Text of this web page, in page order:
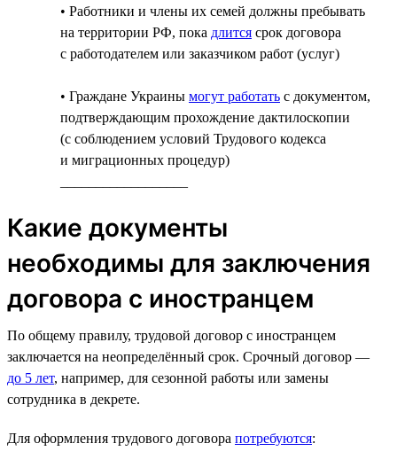
• Работники и члены их семей должны пребывать
на территории РФ, пока длится срок договора
с работодателем или заказчиком работ (услуг)
• Граждане Украины могут работать с документом,
подтверждающим прохождение дактилоскопии
(с соблюдением условий Трудового кодекса
и миграционных процедур)
Какие документы
необходимы для заключения
договора с иностранцем
По общему правилу, трудовой договор с иностранцем
заключается на неопределённый срок. Срочный договор —
до 5 лет, например, для сезонной работы или замены
сотрудника в декрете.
Для оформления трудового договора потребуются: